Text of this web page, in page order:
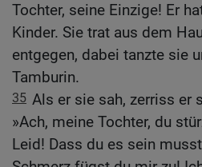
Tochter, seine Einzige! Er
Kinder. Sie trat aus dem
entgegen, dabei tanzte sie
Tamburin.
35 Als er sie sah, zerriss er
»Ach, meine Tochter, du
Leid! Dass du es sein